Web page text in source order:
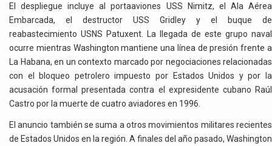
El despliegue incluye al portaaviones USS Nimitz, el Ala Aérea
Embarcada, el destructor USS Gridley y el buque de
reabastecimiento USNS Patuxent. La llegada de este grupo naval
ocurre mientras Washington mantiene una línea de presión frente a
La Habana, en un contexto marcado por negociaciones relacionadas
con el bloqueo petrolero impuesto por Estados Unidos y por la
acusación formal presentada contra el expresidente cubano Raúl
Castro por la muerte de cuatro aviadores en 1996.
El anuncio también se suma a otros movimientos militares recientes
de Estados Unidos en la región. A finales del año pasado, Washington